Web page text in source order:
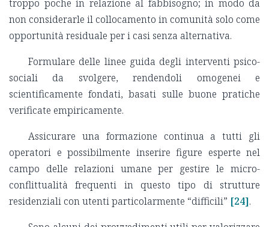
troppo poche in relazione al fabbisogno; in modo da
non considerarle il collocamento in comunità solo come
opportunità residuale per i casi senza alternativa.
Formulare delle linee guida degli interventi psico-
sociali da svolgere, rendendoli omogenei e
scientificamente fondati, basati sulle buone pratiche
verificate empiricamente.
Assicurare una formazione continua a tutti gli
operatori e possibilmente inserire figure esperte nel
campo delle relazioni umane per gestire le micro-
conflittualità frequenti in questo tipo di strutture
residenziali con utenti particolarmente “difficili” [24].